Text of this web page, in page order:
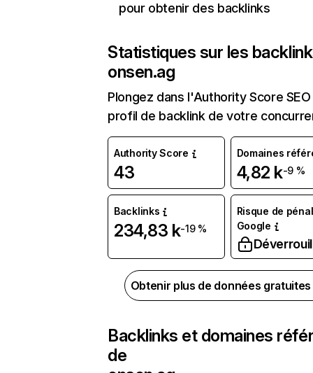
pour obtenir des backlinks
Statistiques sur les
onsen.ag
Plongez dans l'Authority Score
profil de backlink de votre
Authority Score
43
Domaines
4,82 k-9 %
Backlinks
234,83 k-19 %
Risque de
Google
Obtenir plus de données
Backlinks et domaines
de